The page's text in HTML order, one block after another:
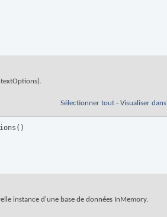
Sélectionner tout - Visualiser
( )
instance d'une base de données InMemory.